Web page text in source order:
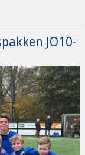
JO10-